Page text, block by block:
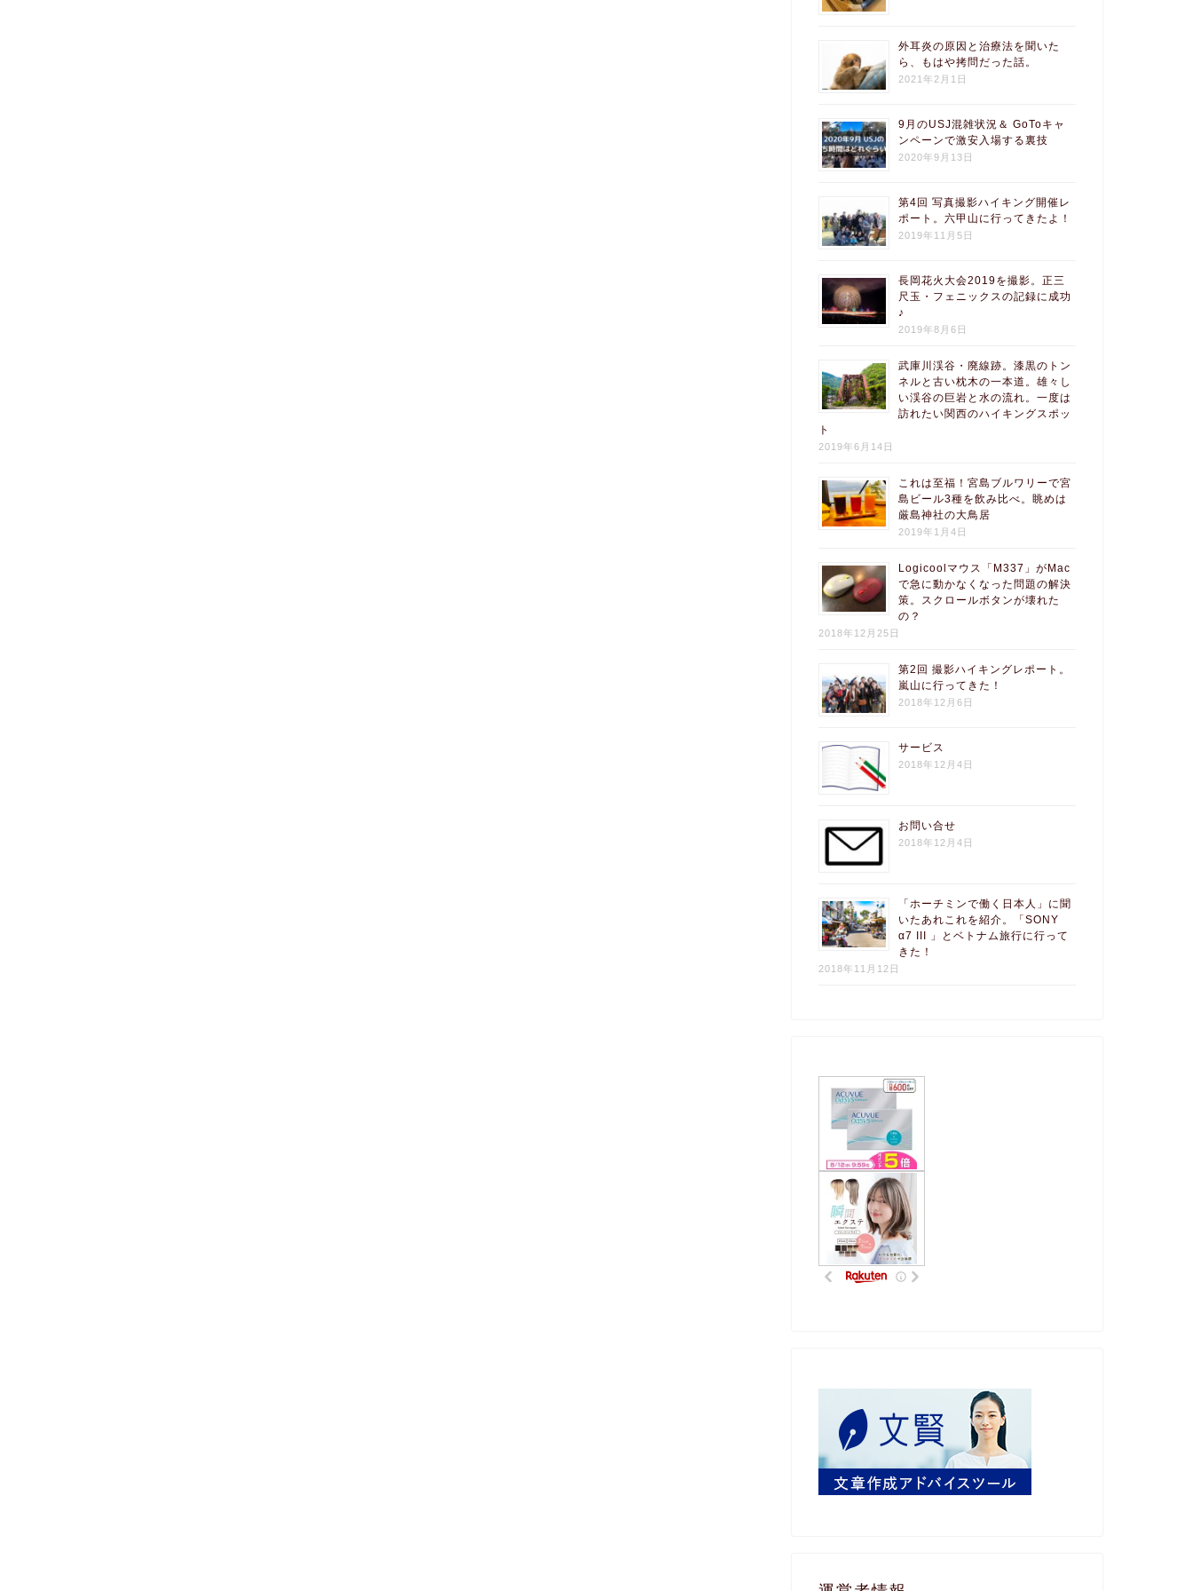
外耳炎の原因と治療法を聞いた
ら、もはや拷問だった話。
2021年2月1日
9月のUSJ混雑状況＆ GoToキャ
ンペーンで激安入場する裏技
2020年9月13日
第4回 写真撮影ハイキング開催レ
ポート。六甲山に行ってきたよ！
2019年11月5日
長岡花火大会2019を撮影。正三
尺玉・フェニックスの記録に成功
♪
2019年8月6日
武庫川渓谷・廃線跡。漆黒のトン
ネルと古い枕木の一本道。雄々し
い渓谷の巨岩と水の流れ。一度は
訪れたい関西のハイキングスポッ
ト
2019年6月14日
これは至福！宮島ブルワリーで宮
島ビール3種を飲み比べ。眺めは
厳島神社の大鳥居
2019年1月4日
Logicoolマウス「M337」がMac
で急に動かなくなった問題の解決
策。スクロールボタンが壊れた
の？
2018年12月25日
第2回 撮影ハイキングレポート。
嵐山に行ってきた！
2018年12月6日
サービス
2018年12月4日
お問い合せ
2018年12月4日
「ホーチミンで働く日本人」に聞
いたあれこれを紹介。「SONY
α7 III 」とベトナム旅行に行って
きた！
2018年11月12日